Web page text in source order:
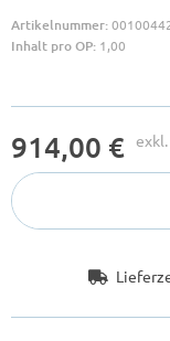
Artikelnummer:
Inhalt pro OP: 1,00
914,00 €